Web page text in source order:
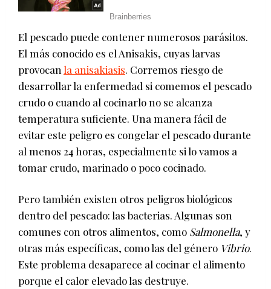
El pescado puede contener numerosos parásitos.
El más conocido es el Anisakis, cuyas larvas
provocan la anisakiasis. Corremos riesgo de
desarrollar la enfermedad si comemos el pescado
crudo o cuando al cocinarlo no se alcanza
temperatura suficiente. Una manera fácil de
evitar este peligro es congelar el pescado durante
al menos 24 horas, especialmente si lo vamos a
tomar crudo, marinado o poco cocinado.
Pero también existen otros peligros biológicos
dentro del pescado: las bacterias. Algunas son
comunes con otros alimentos, como Salmonella, y
otras más específicas, como las del género Vibrio.
Este problema desaparece al cocinar el alimento
porque el calor elevado las destruye.